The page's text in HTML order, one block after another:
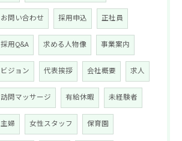
お問い合わせ 採用申込 正社員
採用Q&A 求める人物像 事業案内
ビジョン 代表挨拶 会社概要 求人
訪問マッサージ 有給休暇 未経験者
主婦 女性スタッフ 保育園